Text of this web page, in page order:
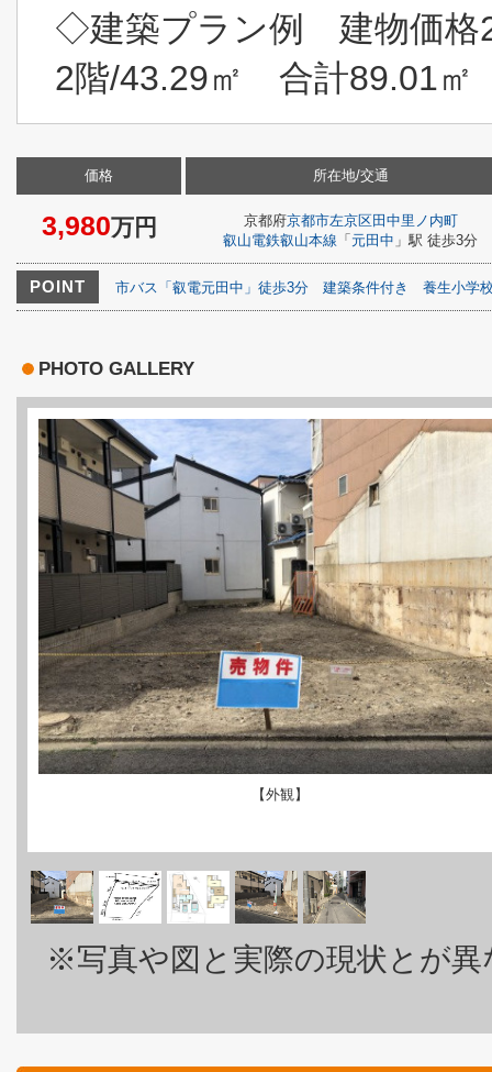
◇建築プラン例 建物価格
2階/43.29㎡ 合計89.01㎡
価格
3,980万円
所在地/交通
京都府京都市左京区田中里ノ内町
叡山電鉄叡山本線 「 元田中 」駅 徒歩3分
POINT 市バス「叡電元田中」徒歩3分 建築条件付き 養生小学
PHOTO GALLERY
【外観】
※写真や図と実際の現状とが